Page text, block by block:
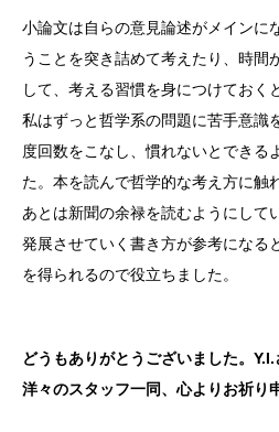
小論文は自らの意見論述がメインに
うことを突き詰めて考えたり、時間
して、考える習慣を身につけておく
私はずっと哲学系の問題に苦手意識
度回数をこなし、慣れないとできる
た。本を読んで哲学的な考え方に触
あとは新聞の余禄を読むようにして
発展させていく書き方が参考になる
を得られるので役立ちました。
どうもありがとうございました。Y.I.
洋々のスタッフ一同、心よりお祈り